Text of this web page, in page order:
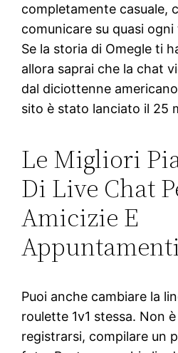
completamente casuale,
comunicare su quasi
Se la storia di Omegle ti
allora saprai che la chat
dal diciottenne
sito è stato lanciato il 25
Le Migliori
Di Live Chat
Amicizie E
Puoi anche cambiare la
roulette 1v1 stessa. Non
registrarsi, compilare un